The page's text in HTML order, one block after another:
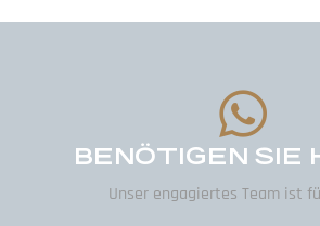
BENÖTIGEN SIE
Unser engagiertes Team ist